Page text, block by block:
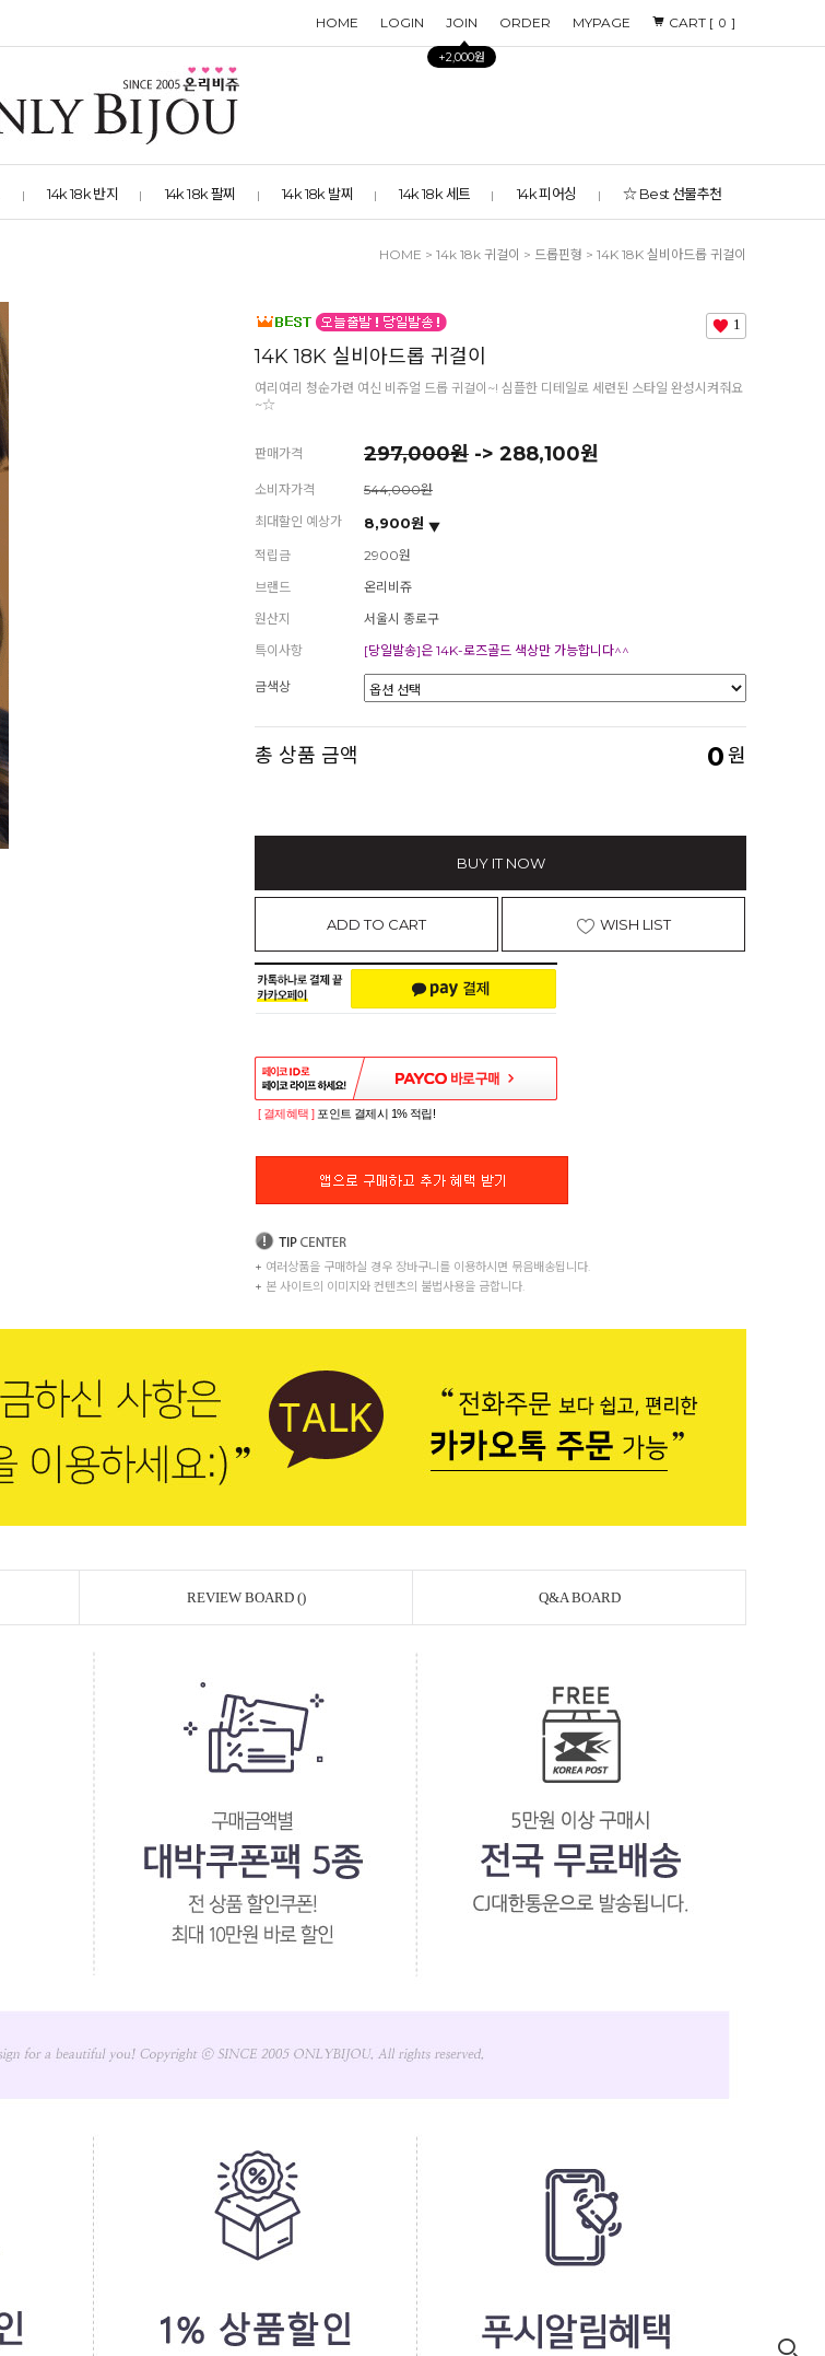
HOME LOGIN JOIN
+2,000원
ORDER MYPAGE CART [ 0 ]
14k 18k 반지 14k 18k 팔찌 14k 18k 발찌 14k 18k 세트 14k 피어싱 ☆ Best 선물추천
HOME > 14k 18k 귀걸이 > 드롭핀형 > 14K 18K 실비아드롭 귀걸이
1
14K 18K 실비아드롭 귀걸이
여리여리 청순가련 여신 비쥬얼 드롭 귀걸이~! 심플한 디테일로 세련된 스타일 완성시켜줘요
~☆
판매가격 297,000원 -> 288,100원
소비자가격
544,000원
최대할인 예상가
8,900원
적립금
2900원
브랜드
온리비쥬
원산지
서울시 종로구
특이사항
[당일발송]은 14K-로즈골드 색상만 가능합니다^^
금색상
총 상품 금액 0원
BUY IT NOW
ADD TO CART WISH LIST
페이코 ID로 페이코 라이
[ 결제혜택 ] 포인트 결제시 1% 적립!
+ 여러상품을 구매하실 경우 장바구니를 이용하시면 묶음배송됩니다.
+ 본 사이트의 이미지와 컨텐츠의 불법사용을 금합니다.
REVIEW BOARD () Q&A BOARD